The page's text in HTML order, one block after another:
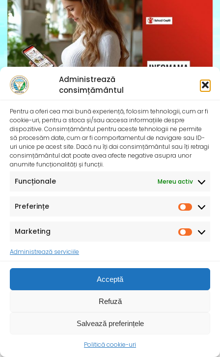
Administrează
consimțământul
Pentru a oferi cea mai bună experiență, folosim tehnologii, cum ar fi
cookie-uri, pentru a stoca și/sau accesa informațiile despre
dispozitive. Consimțământul pentru aceste tehnologii ne permite
să procesăm date, cum ar fi comportamentul de navigare sau ID-
uri unice pe acest site. Dacă nu îți dai consimțământul sau îți retragi
consimțământul dat poate avea afecte negative asupra unor
anumite funcționalități și funcții.
Funcționale Mereu activ
Preferințe
Marketing
Administrează serviciile
Acceptă
Refuză
Salvează preferințele
Politică cookie-uri
InfoMama – Ghidul mamei pe parcursul sarcinii și în
primul an de viață al copilului
De peste 35 de ani, Organizația Salvați Copiii
desfășoară activități dedicate promovării și apărării
drepturilor
Ziua Mondială a Sănătății – 7 aprilie 2025